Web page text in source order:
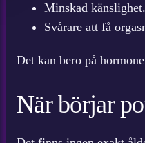
Minskad känslighet.
Svårare att få
Det kan bero på
När börjar